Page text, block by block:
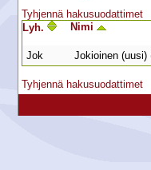
Tyhjennä hakusuodattimet
Lyh.
Nimi
Jok Jokioinen (uusi)
Tyhjennä hakusuodattimet